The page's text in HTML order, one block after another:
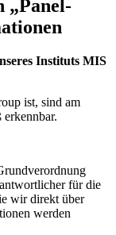
„Panel-
Instituts MIS
ist, sind am
für die
wir direkt über
werden